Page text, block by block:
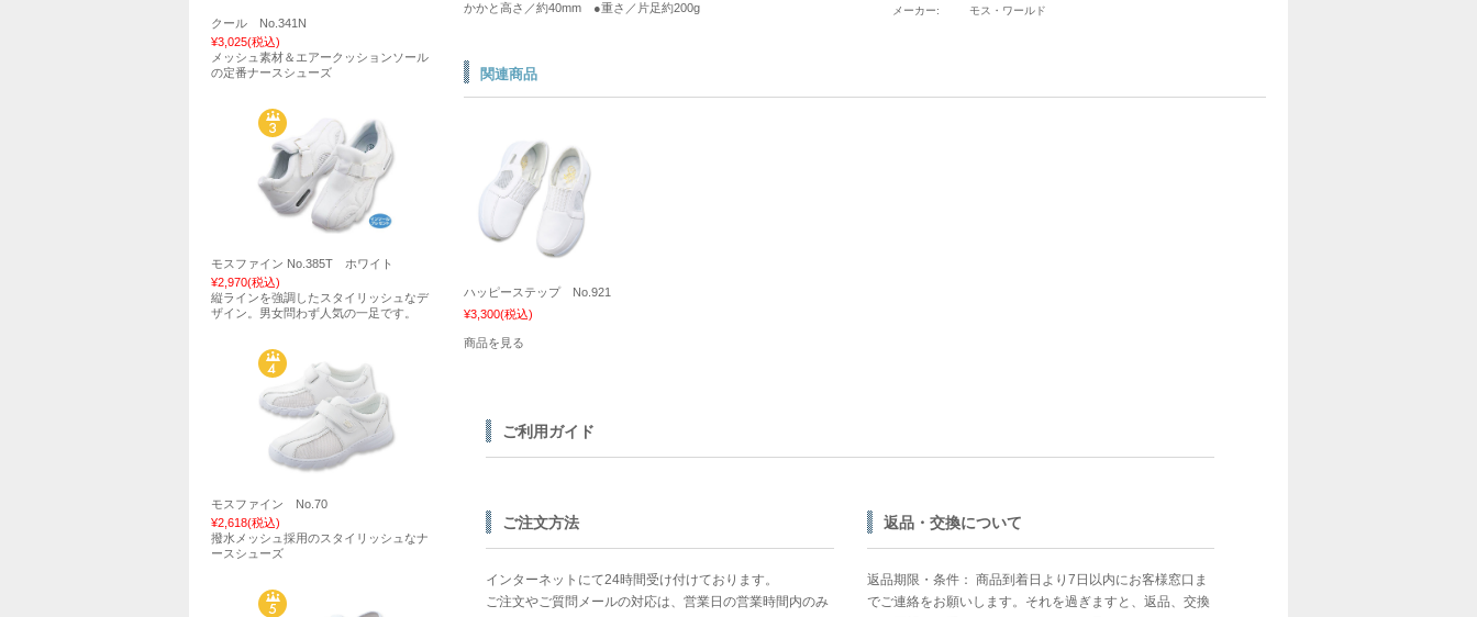
かかと高さ／約40mm ●重さ／片足約200g
メーカー: モス・ワールド
関連商品
ハッピーステップ No.921
¥3,300(税込)
商品を見る
ご利用ガイド
ご注文方法
インターネットにて24時間受け付けております。
ご注文やご質問メールの対応は、営業日の営業時間内のみ
返品・交換について
返品期限・条件： 商品到着日より7日以内にお客様窓口ま
でご連絡をお願いします。それを過ぎますと、返品、交換
クール No.341N
¥3,025(税込)
メッシュ素材＆エアークッションソール
の定番ナースシューズ
モスファイン No.385T ホワイト
¥2,970(税込)
縦ラインを強調したスタイリッシュなデ
ザイン。男女問わず人気の一足です。
モスファイン No.70
¥2,618(税込)
撥水メッシュ採用のスタイリッシュなナ
ースシューズ